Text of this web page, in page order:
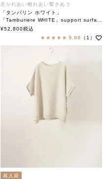
惹かれあい離れあい響きあう
「タンバリン ホワイト」
「Tamburiere WHITE」support surface
ブラウス
サポートサーフェス
¥52,800税込
5.00
（1）
再入荷